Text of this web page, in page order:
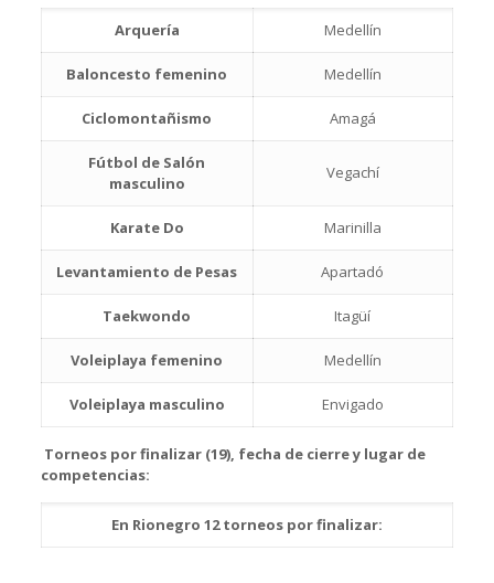
Arquería Medellín
Baloncesto femenino Medellín
Ciclomontañismo Amagá
Fútbol de Salón
masculino
Vegachí
Karate Do Marinilla
Levantamiento de Pesas Apartadó
Taekwondo Itagüí
Voleiplaya femenino Medellín
Voleiplaya masculino Envigado
Torneos por finalizar (19), fecha de cierre y lugar de
competencias:
En Rionegro 12 torneos por finalizar: